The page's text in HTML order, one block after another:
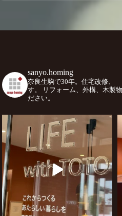
sanyo.homing
奈良生駒で30年。住宅改修、
す。
リフォーム、外構、木製
ださい。